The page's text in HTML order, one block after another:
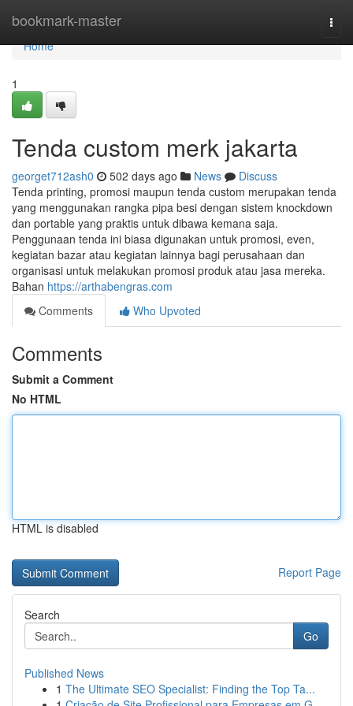
bookmark-master
Home
Home
1
Tenda custom merk jakarta
georget712ash0 502 days ago News
Discuss
Tenda printing, promosi maupun tenda custom merupakan tenda
yang menggunakan rangka pipa besi dengan sistem knockdown
dan portable yang praktis untuk dibawa kemana saja.
Penggunaan tenda ini biasa digunakan untuk promosi, even,
kegiatan bazar atau kegiatan lainnya bagi perusahaan dan
organisasi untuk melakukan promosi produk atau jasa mereka.
Bahan https://arthabengras.com
Comments
Who Upvoted
Comments
Submit a Comment
No HTML
HTML is disabled
Report Page
Search
Go
Published News
1 The Ultimate SEO Specialist: Finding the Top Ta...